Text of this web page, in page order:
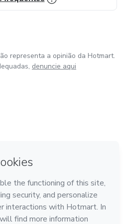
representa a opinião da Hotmart.
denuncie aqui